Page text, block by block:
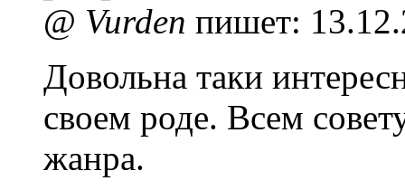
@ Vurden пишет:
Довольна таки
своем роде. Всем
жанра.